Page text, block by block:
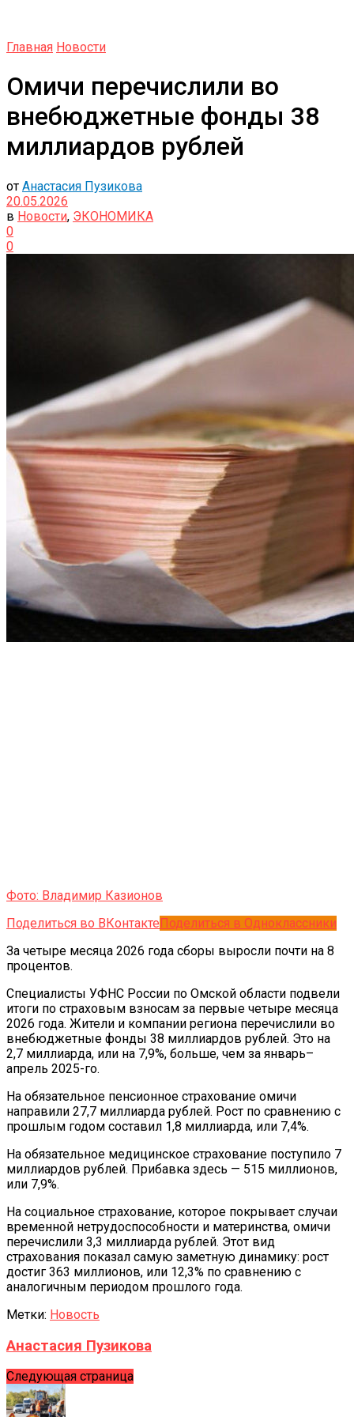
Главная Новости
Омичи перечислили во
внебюджетные фонды 38
миллиардов рублей
от Анастасия Пузикова
20.05.2026
в Новости, ЭКОНОМИКА
0
0
Фото: Владимир Казионов
Поделиться во ВКонтактеПоделиться в Одноклассники
За четыре месяца 2026 года сборы выросли почти на 8
процентов.
Специалисты УФНС России по Омской области подвели
итоги по страховым взносам за первые четыре месяца
2026 года. Жители и компании региона перечислили во
внебюджетные фонды 38 миллиардов рублей. Это на
2,7 миллиарда, или на 7,9%, больше, чем за январь–
апрель 2025-го.
На обязательное пенсионное страхование омичи
направили 27,7 миллиарда рублей. Рост по сравнению с
прошлым годом составил 1,8 миллиарда, или 7,4%.
На обязательное медицинское страхование поступило 7
миллиардов рублей. Прибавка здесь — 515 миллионов,
или 7,9%.
На социальное страхование, которое покрывает случаи
временной нетрудоспособности и материнства, омичи
перечислили 3,3 миллиарда рублей. Этот вид
страхования показал самую заметную динамику: рост
достиг 363 миллионов, или 12,3% по сравнению с
аналогичным периодом прошлого года.
Метки: Новость
Анастасия Пузикова
Следующая страница